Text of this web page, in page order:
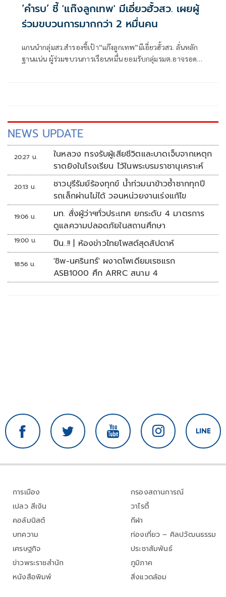
‘คำรบ’ ชี้ 'แก๊งลูกเทพ' มีเอี่ยวฮั้วสว. เผยผู้
ร่วมขบวนการมากกว่า 2 หมื่นคน
แกนนำกลุ่มสว.สำรองชี้เป้า”แก๊งลูกเทพ”มีเอี่ยวฮั้วสว. ลั่นหลัก
ฐานแน่น ผู้ร่วมขบวนการเรือนหมื่น ยอมรับกลุ่มรมต.อาจรอด
NEWS UPDATE
20:27 น.
ในหลวง ทรงรับผู้เสียชีวิตและบาดเจ็บจากเหตุก
ราดยิงในโรงเรียน ไว้ในพระบรมราชานุเคราะห์
20:13 น.
ชาวบุรีรัมย์ร้องทุกข์ น้ำท่วมนาข้าวซ้ำซากทุกปี
รถเล็กผ่านไม่ได้ วอนหน่วยงานเร่งแก้ไข
19:06 น.
มท. สั่งผู้ว่าฯทั่วประเทศ ยกระดับ 4 มาตรการ
ดูแลความปลอดภัยในสถานศึกษา
19:00 น. ปืน..!! | ห้องข่าวไทยโพสต์สุดสัปดาห์
18:56 น.
'ชิพ-นครินทร์' ผงาดโพเดียมเรซแรก
ASB1000 ศึก ARRC สนาม 4
การเมือง
เปลว สีเงิน
คอลัมนิสต์
บทความ
เศรษฐกิจ
ข่าวพระราชสำนัก
หนังสือพิมพ์
กรองสถานการณ์
วาไรตี้
กีฬา
ท่องเที่ยว – ศิลปวัฒนธรรม
ประชาสัมพันธ์
ภูมิภาค
สิ่งแวดล้อม